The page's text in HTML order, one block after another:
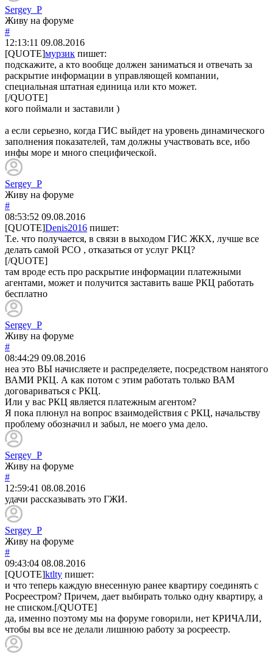
Sergey_P
Живу на форуме
#
12:13:11 09.08.2016
[QUOTE]мурзик пишет:
подскажите, а кто вообще должен заниматься и отвечать за
раскрытие информации в управляющей компании,
специальная штатная единица или кто может.
[/QUOTE]
кого поймали и заставили )
а если серьезно, когда ГИС выйдет на уровень динамического
заполнения показателей, там должны участвовать все, ибо
инфы море и много специфической.
Sergey_P
Живу на форуме
#
08:53:52 09.08.2016
[QUOTE]Denis2016 пишет:
Т.е. что получается, в связи в выходом ГИС ЖКХ, лучше все
делать самой РСО , отказаться от услуг РКЦ?
[/QUOTE]
там вроде есть про раскрытие информации платежными
агентами, может и получится заставить ваше РКЦ работать
бесплатно
Sergey_P
Живу на форуме
#
08:44:29 09.08.2016
неа это ВЫ начисляете и распределяете, посредством нанятого
ВАМИ РКЦ. А как потом с этим работать только ВАМ
договариваться с РКЦ.
Или у вас РКЦ является платежным агентом?
Я пока плюнул на вопрос взаимодействия с РКЦ, начальству
проблему обозначил и забыл, не моего ума дело.
Sergey_P
Живу на форуме
#
12:59:41 08.08.2016
удачи рассказывать это ГЖИ.
Sergey_P
Живу на форуме
#
09:43:04 08.08.2016
[QUOTE]ktlty пишет:
и что теперь каждую внесенную ранее квартиру соединять с
Росреестром? Причем, дает выбирать только одну квартиру, а
не списком.[/QUOTE]
да, именно поэтому мы на форуме говорили, нет КРИЧАЛИ,
чтобы вы все не делали лишнюю работу за росреестр.